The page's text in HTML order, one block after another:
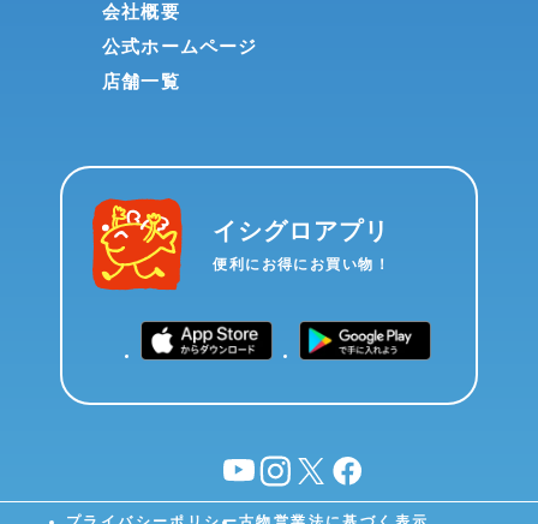
会社概要
公式ホームページ
店舗一覧
イシグロアプリ
便利にお得にお買い物！
YouTubeinstagram
X facebook